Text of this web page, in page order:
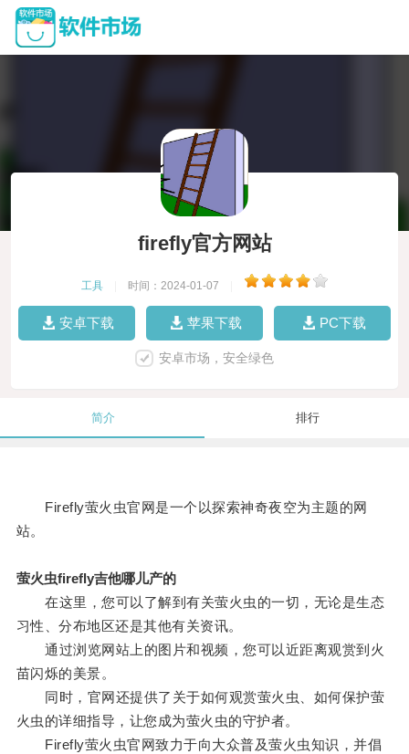
firefly官方网站
工具 时间：2024-01-07
安卓下载 苹果下载 PC下载
安卓市场，安全绿色
简介 排行
Firefly萤火虫官网是一个以探索神奇夜空为主题的网
站。
萤火虫firefly吉他哪儿产的
在这里，您可以了解到有关萤火虫的一切，无论是生态
习性、分布地区还是其他有关资讯。
通过浏览网站上的图片和视频，您可以近距离观赏到火
苗闪烁的美景。
同时，官网还提供了关于如何观赏萤火虫、如何保护萤
火虫的详细指导，让您成为萤火虫的守护者。
Firefly萤火虫官网致力于向大众普及萤火虫知识，并倡